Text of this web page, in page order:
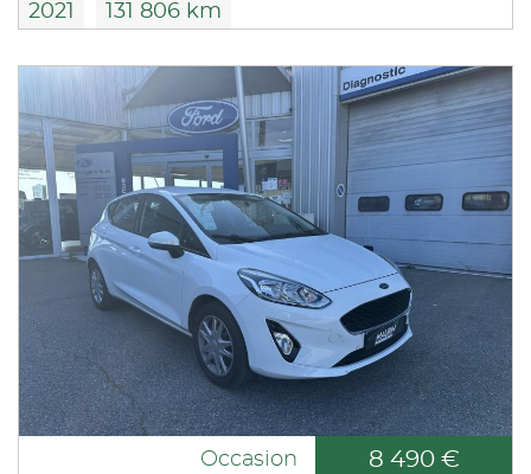
2021 131 806 km
Occasion 8 490 €